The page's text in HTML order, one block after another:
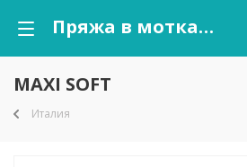
Пряжа в мотках MAXI SOFT оптом от kutnor.ru
MAXI SOFT
Италия